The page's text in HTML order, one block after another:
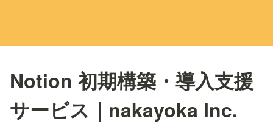
Notion 初期構築・導入支援
サービス｜nakayoka Inc.